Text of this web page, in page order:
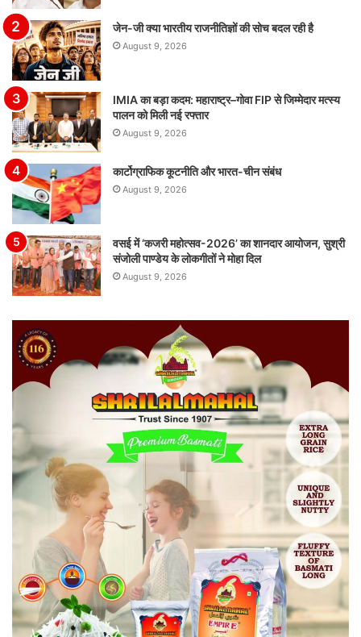
जेन-जी क्या भारतीय राजनीतिज्ञों की सोच बदल रही है
August 9, 2026
IMIA का बड़ा कदम: महाराष्ट्र–गोवा FIP से जिम्मेदार मत्स्य
पालन को मिली नई रफ्तार
August 9, 2026
कार्टोग्राफिक कूटनीति और भारत-चीन संबंध
August 9, 2026
वसई में ‘कजरी महोत्सव-2026’ का शानदार आयोजन, सुश्री
संजोली पाण्डेय के लोकगीतों ने मोहा दिल
August 9, 2026